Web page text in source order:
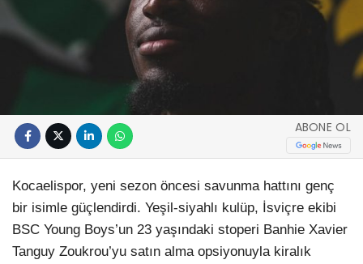
ABONE OL
Kocaelispor, yeni sezon öncesi savunma hattını genç
bir isimle güçlendirdi. Yeşil-siyahlı kulüp, İsviçre ekibi
BSC Young Boys’un 23 yaşındaki stoperi Banhie Xavier
Tanguy Zoukrou’yu satın alma opsiyonuyla kiralık